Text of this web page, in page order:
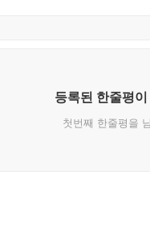
등록된 한줄평
첫번째 한줄평을